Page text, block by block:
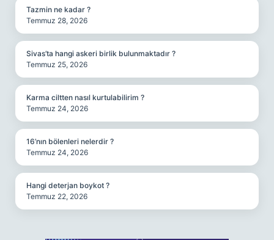
Tazmin ne kadar ?
Temmuz 28, 2026
Sivas’ta hangi askeri birlik bulunmaktadır ?
Temmuz 25, 2026
Karma ciltten nasıl kurtulabilirim ?
Temmuz 24, 2026
16’nın bölenleri nelerdir ?
Temmuz 24, 2026
Hangi deterjan boykot ?
Temmuz 22, 2026